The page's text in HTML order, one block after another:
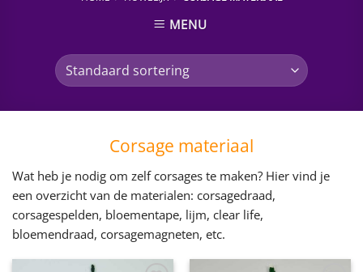
MENU
Corsage materiaal
Wat heb je nodig om zelf corsages te maken? Hier vind je
een overzicht van de materialen: corsagedraad,
corsagespelden, bloementape, lijm, clear life,
bloemendraad, corsagemagneten, etc.